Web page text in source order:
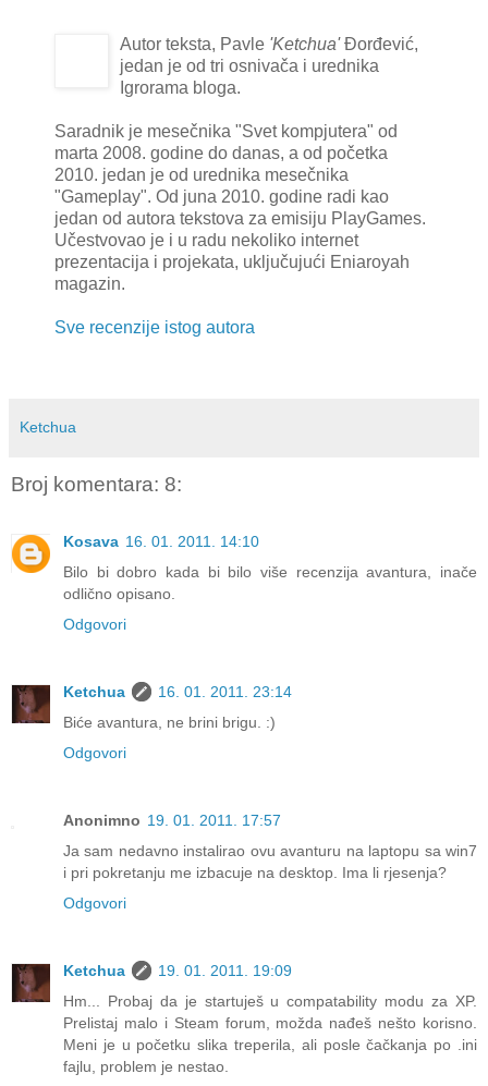
Autor teksta, Pavle 'Ketchua'Đorđević,
jedan je od tri osnivača i urednika
Igrorama bloga.
Saradnik je mesečnika "Svet kompjutera" od
marta 2008. godine do danas, a od početka
2010. jedan je od urednika mesečnika
"Gameplay". Od juna 2010. godine radi kao
jedan od autora tekstova za emisiju PlayGames.
Učestvovao je i u radu nekoliko internet
prezentacija i projekata, uključujući Eniaroyah
magazin.
Sve recenzije istog autora
Ketchua
Broj komentara: 8:
Kosava 16. 01. 2011. 14:10
Bilo bi dobro kada bi bilo više recenzija avantura, inače
odlično opisano.
Odgovori
Ketchua
16. 01. 2011. 23:14
Biće avantura, ne brini brigu. :)
Odgovori
Anonimno 19. 01. 2011. 17:57
Ja sam nedavno instalirao ovu avanturu na laptopu sa win7
i pri pokretanju me izbacuje na desktop. Ima li rjesenja?
Odgovori
Ketchua
19. 01. 2011. 19:09
Hm... Probaj da je startuješ u compatability modu za XP.
Prelistaj malo i Steam forum, možda nađeš nešto korisno.
Meni je u početku slika treperila, ali posle čačkanja po .ini
fajlu, problem je nestao.